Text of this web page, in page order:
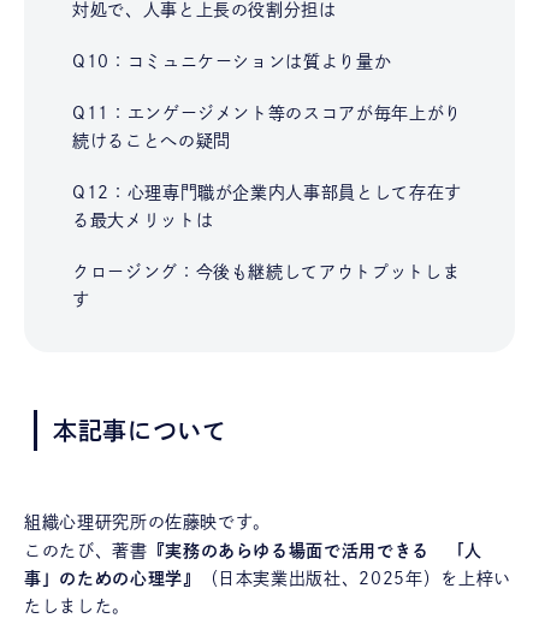
対処で、人事と上長の役割分担は
Q10：コミュニケーションは質より量か
Q11：エンゲージメント等のスコアが毎年上がり
続けることへの疑問
Q12：心理専門職が企業内人事部員として存在す
る最大メリットは
クロージング：今後も継続してアウトプットしま
す
本記事について
組織心理研究所の佐藤映です。
このたび、著書 『実務のあらゆる場面で活用できる 「人
事」のための心理学』
（日本実業出版社、2025年）を上梓い
たしました。